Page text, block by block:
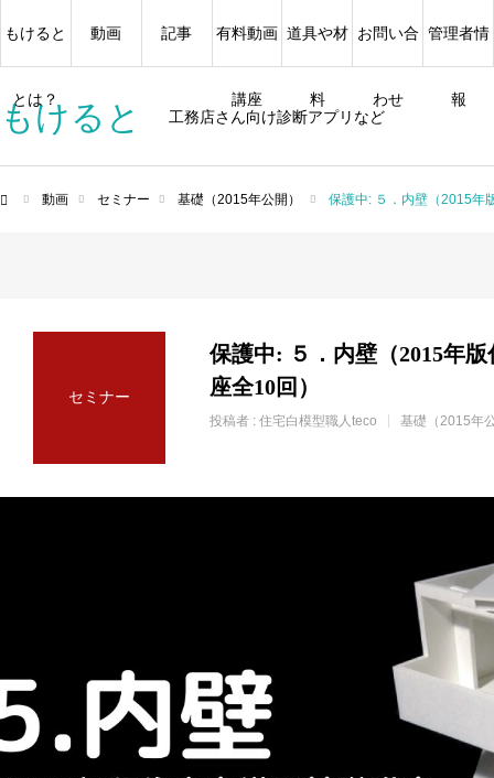
もけると 工務店さん向け診断アプリなど
もけると
とは？
動画 記事 有料動画
講座
道具や材
料
お問い合
わせ
管理者情
報
動画 セミナー 基礎（2015年公開） 保護中: ５．内壁（2015年
セミナー
保護中: ５．内壁（2015年
座全10回）
投稿者 : 住宅白模型職人teco 基礎（2015年